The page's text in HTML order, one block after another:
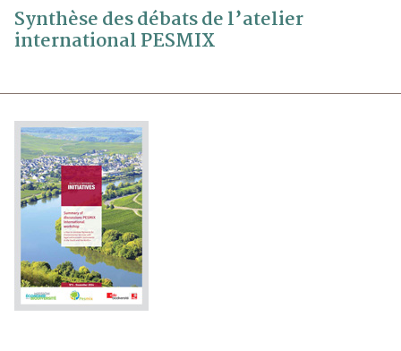
Synthèse des débats de l’atelier
international PESMIX